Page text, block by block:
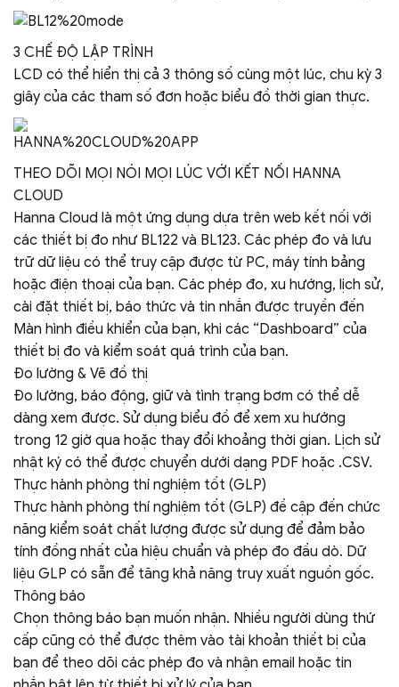
3 CHẾ ĐỘ LẬP TRÌNH
LCD có thể hiển thị cả 3 thông số cùng một lúc, chu kỳ 3
giây của các tham số đơn hoặc biểu đồ thời gian thực.
THEO DÕI MỌI NÓI MỌI LÚC VỚI KẾT NỐI HANNA
CLOUD
Hanna Cloud là một ứng dụng dựa trên web kết nối với
các thiết bị đo như BL122 và BL123. Các phép đo và lưu
trữ dữ liệu có thể truy cập được từ PC, máy tính bảng
hoặc điện thoại của bạn. Các phép đo, xu hướng, lịch sử,
cài đặt thiết bị, báo thức và tin nhắn được truyền đến
Màn hình điều khiển của bạn, khi các “Dashboard” của
thiết bị đo và kiểm soát quá trình của bạn.
Đo lường & Vẽ đồ thị
Đo lường, báo động, giữ và tình trạng bơm có thể dễ
dàng xem được. Sử dụng biểu đồ để xem xu hướng
trong 12 giờ qua hoặc thay đổi khoảng thời gian. Lịch sử
nhật ký có thể được chuyển dưới dạng PDF hoặc .CSV.
Thực hành phòng thí nghiệm tốt (GLP)
Thực hành phòng thí nghiệm tốt (GLP) đề cập đến chức
năng kiểm soát chất lượng được sử dụng để đảm bảo
tính đồng nhất của hiệu chuẩn và phép đo đầu dò. Dữ
liệu GLP có sẵn để tăng khả năng truy xuất nguồn gốc.
Thông báo
Chọn thông báo bạn muốn nhận. Nhiều người dùng thứ
cấp cũng có thể được thêm vào tài khoản thiết bị của
bạn để theo dõi các phép đo và nhận email hoặc tin